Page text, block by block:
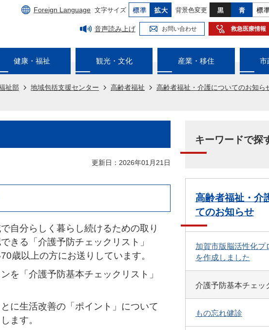
Foreign Language 文字サイズ 背景色変更
音声読み上げ お問い合わせ 救急医療情報
健康・福祉 観光・文化 産業・移住 市
祉部 地域包括支援センター 高齢者福祉
高齢者福祉・介護についてのお知ら
更新日：2026年01月21日
自分らしく暮らし続けるための取り
きる「介護予防チェックリスト」
歳以上の方にお送りしています。
を「介護予防基本チェックリスト」
に生活改善の「ポイント」について
ます。
キーワードで探
高齢者福祉・介
てのお知らせ
加賀市版脳活性化プ
を作成しました
介護予防基本チェッ
もの忘れ健診